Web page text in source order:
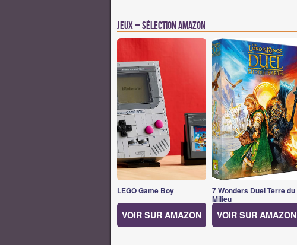
Jeux – Sélection Amazon
LEGO Game Boy
VOIR SUR AMAZON
7 Wonders Duel Terre du
Milieu
VOIR SUR AMAZON